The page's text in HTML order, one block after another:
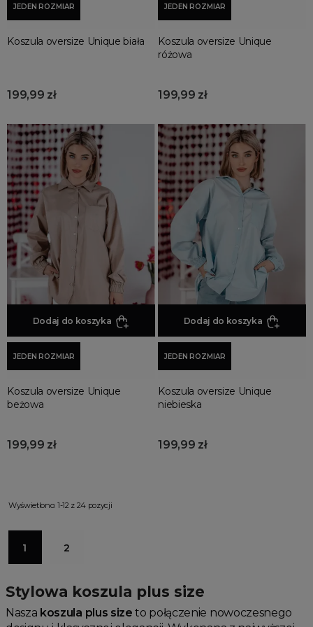
JEDEN ROZMIAR
Koszula oversize Unique biała
199,99 zł
JEDEN ROZMIAR
Koszula oversize Unique
różowa
199,99 zł
Dodaj do koszyka
JEDEN ROZMIAR
Koszula oversize Unique
beżowa
199,99 zł
Dodaj do koszyka
JEDEN ROZMIAR
Koszula oversize Unique
niebieska
199,99 zł
Wyświetlono: 1-12 z 24 pozycji
1 2
Stylowa koszula plus size
Nasza koszula plus size to połączenie nowoczesnego